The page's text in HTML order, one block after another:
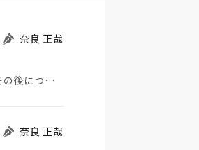
奈良 正哉
夏の甲子園が始まった。その裏側で、広陵やPLなど野球名門校（だった）の不祥事のその後について、「熱…
奈良 正哉